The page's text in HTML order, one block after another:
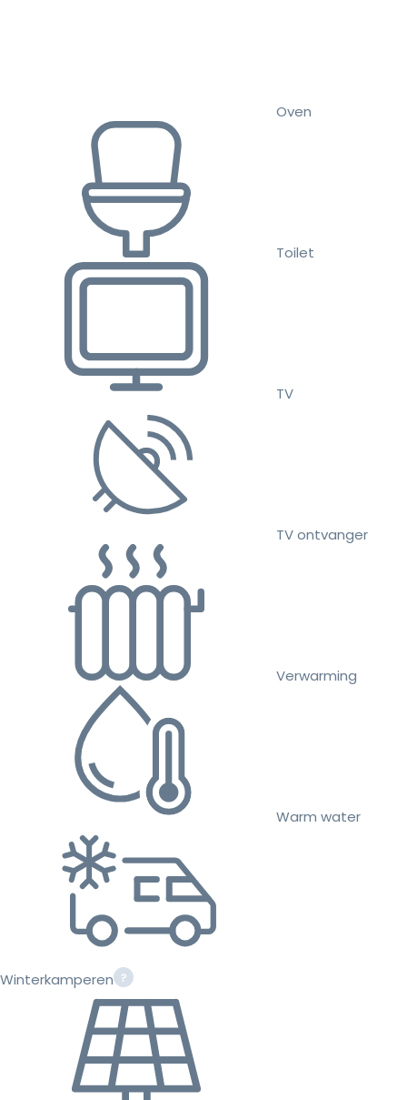
Oven
Toilet
TV
TV ontvanger
Verwarming
Warm water
Winterkamperen